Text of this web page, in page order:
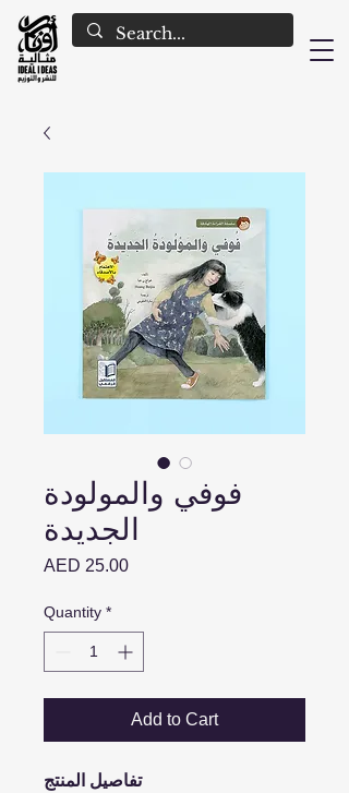
فوفي والمولودة
الجديدة
AED 25.00Price
Quantity *
Add to Cart
تفاصيل المنتج